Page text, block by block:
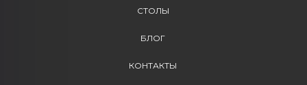
БЛОГ
КОНТАКТЫ
СТОЛЫ